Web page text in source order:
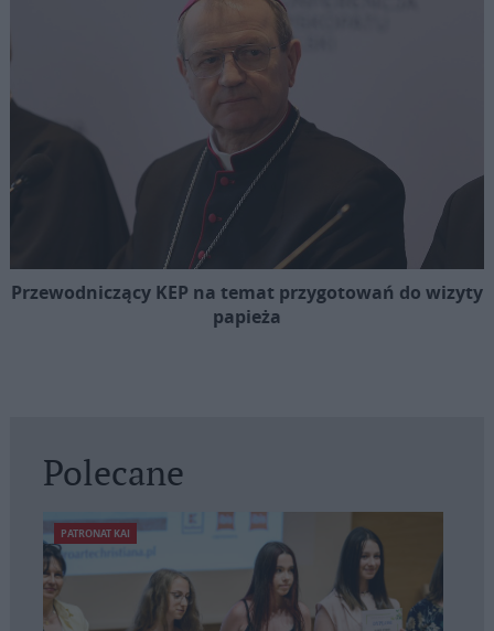
Przewodniczący KEP na temat przygotowań do wizyty
papieża
Polecane
PATRONAT KAI